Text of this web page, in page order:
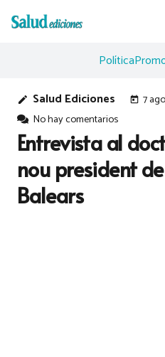
Política
edit Salud Ediciones today 7
No hay comentarios
Entrevista al
nou president de
Balears